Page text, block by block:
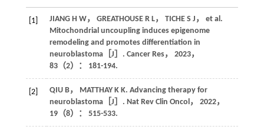
[1] JIANG H W， GREATHOUSE R L， TICHE S J ， et al.
Mitochondrial uncoupling induces epigenome
remodeling and promotes differentiation in
neuroblastoma［J］. Cancer Res， 2023，
83（2）： 181-194.
[2] QIU B， MATTHAY K K. Advancing therapy for
neuroblastoma［J］. Nat Rev Clin Oncol， 2022，
19（8）： 515-533.